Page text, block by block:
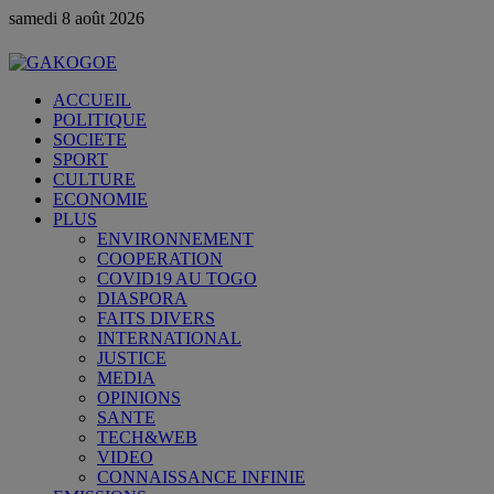
samedi 8 août 2026
ACCUEIL
POLITIQUE
SOCIETE
SPORT
CULTURE
ECONOMIE
PLUS
ENVIRONNEMENT
COOPERATION
COVID19 AU TOGO
DIASPORA
FAITS DIVERS
INTERNATIONAL
JUSTICE
MEDIA
OPINIONS
SANTE
TECH&WEB
VIDEO
CONNAISSANCE INFINIE